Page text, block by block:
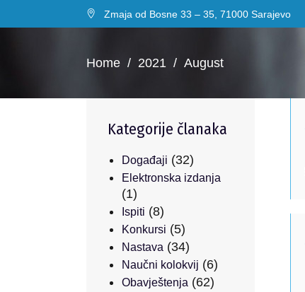
Zmaja od Bosne 33 – 35, 71000 Sarajevo
Home / 2021 / August
Kategorije članaka
Događaji (32)
Elektronska izdanja
(1)
Ispiti (8)
Konkursi (5)
Nastava (34)
Naučni kolokvij (6)
Obavještenja (62)